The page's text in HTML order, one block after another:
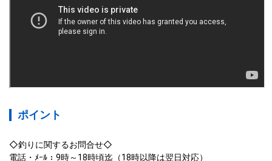
ポイント
◇釣りに関するお問合せ◇
電話・ﾒｰﾙ：9時～18時頃迄（18時以降は翌日対応）